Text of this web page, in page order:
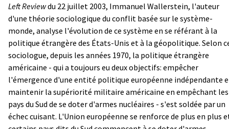
Left Reviewdu 22 juillet 2003, Immanuel Wallerstein, l'auteur
d'une théorie sociologique du conflit basée sur le système-
monde, analyse l'évolution de ce système en se référant à la
politique étrangère des États-Unis et à la géopolitique. Selon
sociologue, depuis les années 1970, la politique étrangère
américaine - qui a toujours eu deux objectifs: empêcher
l'émergence d'une entité politique européenne indépendante
maintenir la supériorité militaire américaine en empêchant les
pays du Sud de se doter d'armes nucléaires - s'est soldée par un
échec cuisant. L'Union européenne se renforce de plus en plus